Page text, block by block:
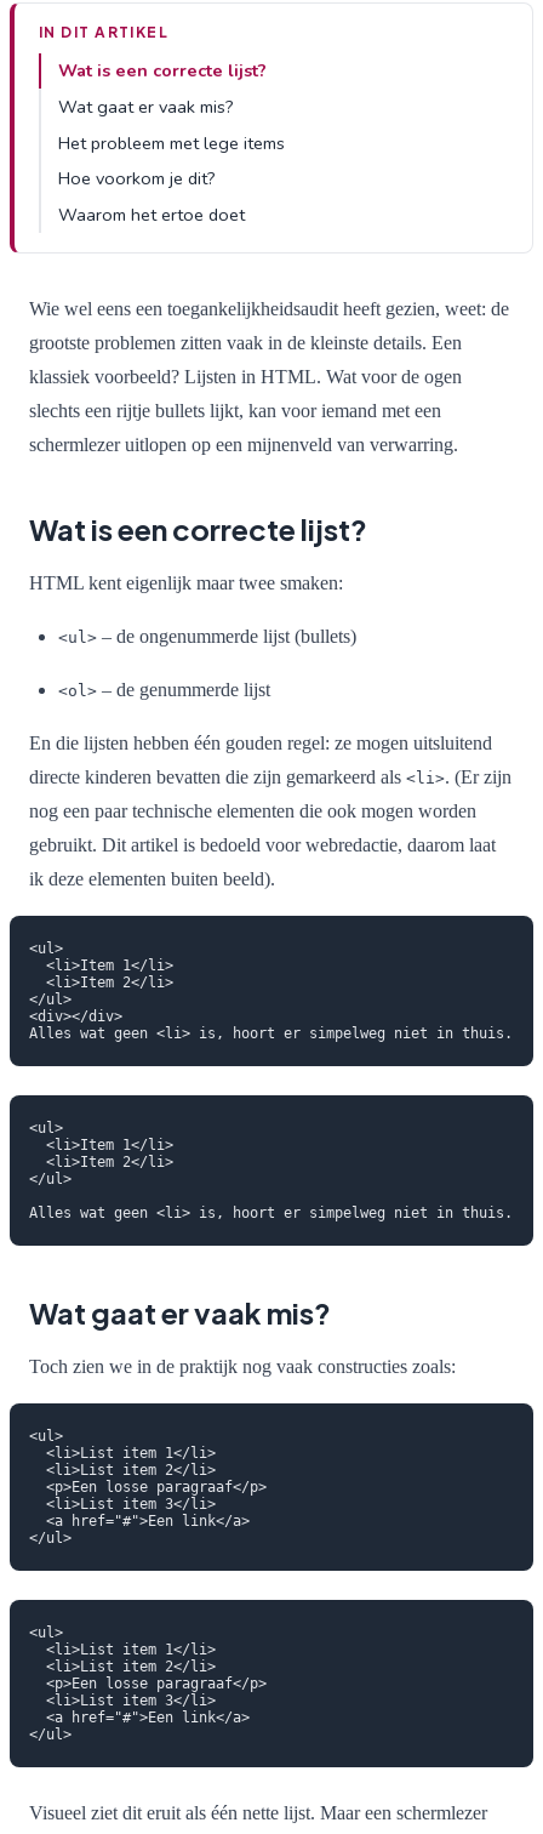
IN DIT ARTIKEL
Wat is een correcte lijst?
Wat gaat er vaak mis?
Het probleem met lege items
Hoe voorkom je dit?
Waarom het ertoe doet
Wie wel eens een toegankelijkheidsaudit heeft gezien, weet: de
grootste problemen zitten vaak in de kleinste details. Een
klassiek voorbeeld? Lijsten in HTML. Wat voor de ogen
slechts een rijtje bullets lijkt, kan voor iemand met een
schermlezer uitlopen op een mijnenveld van verwarring.
Wat is een correcte lijst?
HTML kent eigenlijk maar twee smaken:
<ul> – de ongenummerde lijst (bullets)
<ol> – de genummerde lijst
En die lijsten hebben één gouden regel: ze mogen uitsluitend
directe kinderen bevatten die zijn gemarkeerd als <li>. (Er zijn
nog een paar technische elementen die ook mogen worden
gebruikt. Dit artikel is bedoeld voor webredactie, daarom laat
ik deze elementen buiten beeld).
<ul>
  <li>Item 1</li>
  <li>Item 2</li>
</ul>
<div></div>
<ul>
  <li>Item 1</li>
  <li>Item 2</li>
</ul>
Wat gaat er vaak mis?
Toch zien we in de praktijk nog vaak constructies zoals:
<ul>
  <li>List item 1</li>
  <li>List item 2</li>
  <p>Een losse paragraaf</p>
  <li>List item 3</li>
  <a href="#">Een link</a>
<ul>
  <li>List item 1</li>
  <li>List item 2</li>
  <p>Een losse paragraaf</p>
  <li>List item 3</li>
  <a href="#">Een link</a>
Visueel ziet dit eruit als één nette lijst. Maar een schermlezer